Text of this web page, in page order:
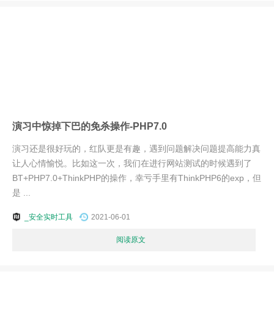
演习中惊掉下巴的免杀操作-PHP7.0
演习还是很好玩的，红队更是有趣，遇到问题解决问题提高能力真
让人心情愉悦。比如这一次，我们在进行网站测试的时候遇到了
BT+PHP7.0+ThinkPHP的操作，幸亏手里有ThinkPHP6的exp，但
是 ...
_安全实时工具 2021-06-01
阅读原文